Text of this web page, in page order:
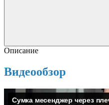
Описание
Видеообзор